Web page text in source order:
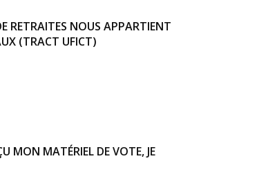
RETRAITES NOUS APPARTIENT
(TRACT UFICT)
MON MATÉRIEL DE VOTE, JE